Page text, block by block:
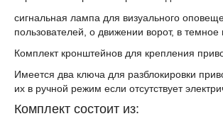
сигнальная лампа для визуального
пользователей, о движении ворот, в темное
Комплект кронштейнов для крепления
Имеется два ключа для разблокировки
их в ручной режим если отсутствует
Комплект состоит из: